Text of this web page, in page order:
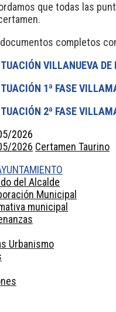
que todas las
completos
VILLANUEVA DE
1ª FASE
2ª FASE
2026
2026 Certamen Taurino
del Alcalde
Municipal
municipal
Urbanismo